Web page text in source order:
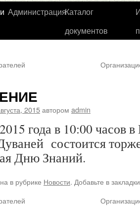
АдминистрацияКаталог
документов
2015автором admin
2015 года в 10:00
состоится
Дню Знаний.
в рубрике Новости. Добавьте в